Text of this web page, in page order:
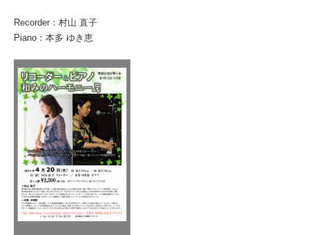
Recorder：村山 直子
Piano：本多 ゆき恵